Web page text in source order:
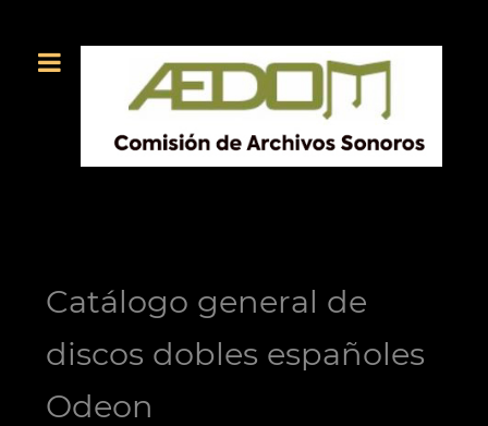
Catálogo general de
discos dobles españoles
Odeon